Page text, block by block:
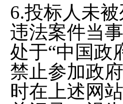
6.投标人未
违法案件当
处于“中国政
禁止参加政
时在上述网